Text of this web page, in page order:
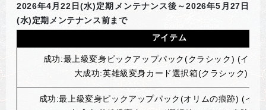
2026年4月22日(水)定期メンテナンス後～2026年5月27日
(水)定期メンテナンス前まで
アイテム
成功:最上級変身ピックアップパック(クラシック) (イベ
大成功:英雄級変身カード選択箱(クラシック) 1個
成功:最上級変身ピックアップパック(オリムの痕跡) (イベ